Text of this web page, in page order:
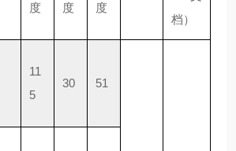
档）
度
度
度
11
5
30 51